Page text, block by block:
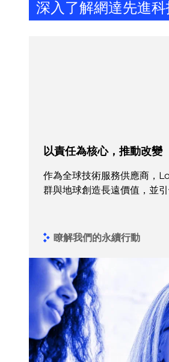
深入了解網達先進
以責任為核心，推動改變
作為全球技術服務供應商，
群與地球創造長遠價值，並引
瞭解我們的永續行動